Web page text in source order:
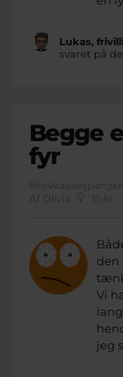
Lukas,
svaret på
Begge
fyr
Af Olivia
15 år
den
Vi
jeg